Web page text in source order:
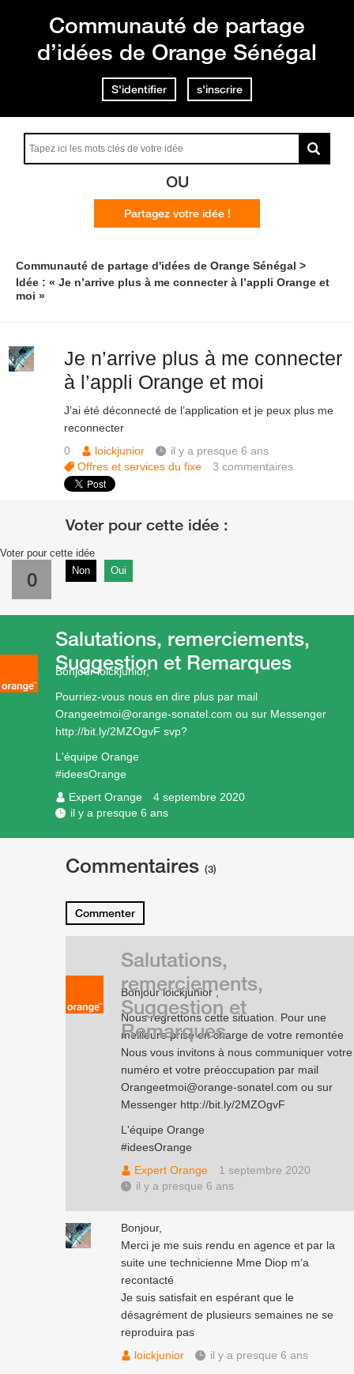
Communauté de partage
d’idées de Orange Sénégal
S'identifier s'inscrire
OU
Partagez votre idée !
Communauté de partage d'idées de Orange Sénégal
Idée : « Je n’arrive plus à me connecter à l’appli Orange et
moi »
Je n’arrive plus à me connecter
à l’appli Orange et moi
J’ai été déconnecté de l’application et je peux plus me
reconnecter
0
loickjunior
il y a presque 6 ans
Offres et services du fixe
3commentaires
Voter pour cette idée
0 Non Oui
Bonjour loickjunior,
Pourriez-vous nous en dire plus par mail
Orangeetmoi@orange-sonatel.com ou sur Messenger
http://bit.ly/2MZOgvF svp?
L'équipe Orange
#ideesOrange
Expert Orange
4 septembre 2020
il y a presque 6 ans
Salutations, remerciements,
Suggestion et Remarques
Commentaires (3)
Commenter
Bonjour loickjunior ,
Nous regrettons cette situation. Pour une
meilleure prise en charge de votre remontée
Nous vous invitons à nous communiquer votre
numéro et votre préoccupation par mail
Orangeetmoi@orange-sonatel.com ou sur
Messenger http://bit.ly/2MZOgvF
L'équipe Orange
#ideesOrange
Expert Orange
1 septembre 2020
il y a presque 6 ans
Salutations,
remerciements,
Suggestion et
Remarques
Bonjour,
Merci je me suis rendu en agence et par la
suite une technicienne Mme Diop m’a
recontacté
Je suis satisfait en espérant que le
désagrément de plusieurs semaines ne se
reproduira pas
loickjunior
il y a presque 6 ans